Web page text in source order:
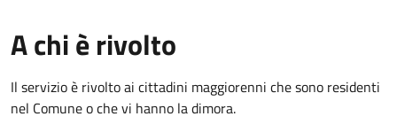
A chi è rivolto
Il servizio è rivolto ai cittadini maggiorenni che sono residenti
nel Comune o che vi hanno la dimora.